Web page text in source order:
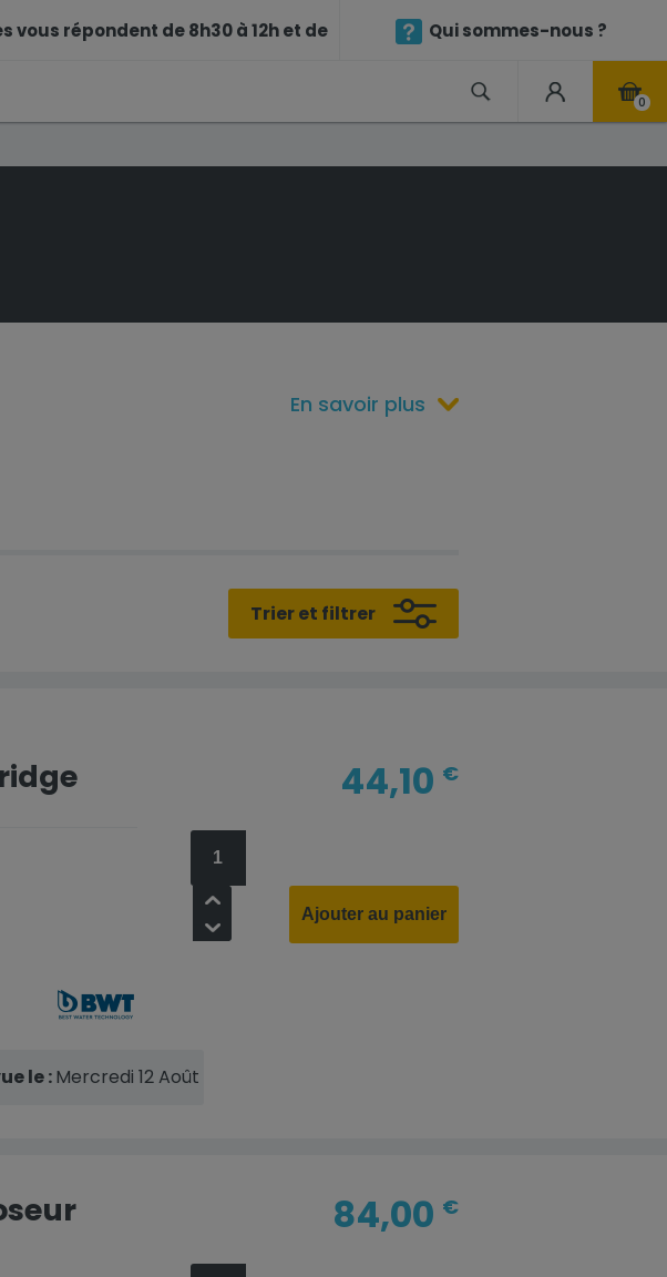
vous répondent de 8h30 à 12h et de Qui sommes-nous ?
0
En savoir plus
Trier et filtrer
44,10 €
Ajouter au panier
le :Mercredi 12 Août
84,00 €